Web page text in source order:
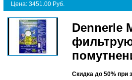
Цена: 3451.00 Руб.
Dennerle
Скидка до 50% при